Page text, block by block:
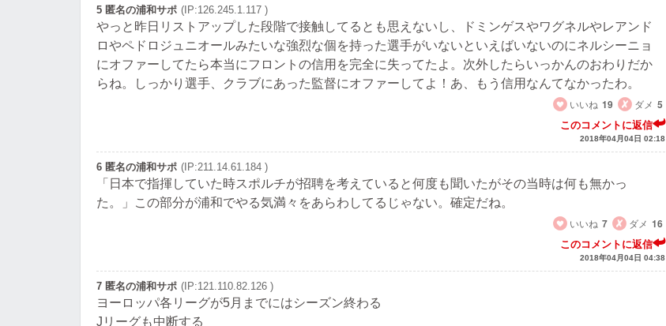
5 匿名の浦和サポ (IP:126.245.1.117 )
やっと昨日リストアップした段階で接触してるとも思えないし、ドミンゲスやワグネルやレアンド
ロやペドロジュニオールみたいな強烈な個を持った選手がいないといえばいないのにネルシーニョ
にオファーしてたら本当にフロントの信用を完全に失ってたよ。次外したらいっかんのおわりだか
らね。しっかり選手、クラブにあった監督にオファーしてよ！あ、もう信用なんてなかったわ。
いいね 19 ダメ 5
このコメントに返信
2018年04月04日 02:18
6 匿名の浦和サポ (IP:211.14.61.184 )
「日本で指揮していた時スポルチが招聘を考えていると何度も聞いたがその当時は何も無かっ
た。」この部分が浦和でやる気満々をあらわしてるじゃない。確定だね。
いいね 7 ダメ 16
このコメントに返信
2018年04月04日 04:38
7 匿名の浦和サポ (IP:121.110.82.126 )
ヨーロッパ各リーグが5月までにはシーズン終わる
Jリーグも中断する